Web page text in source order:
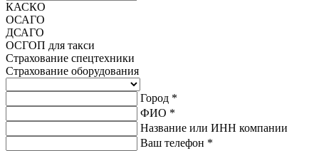
КАСКО
ОСАГО
ДСАГО
ОСГОП для такси
Страхование спецтехники
Страхование оборудования
Город *
ФИО *
Название или ИНН компании
Ваш телефон *